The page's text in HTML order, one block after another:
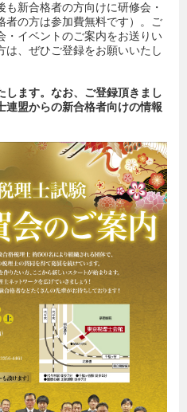
新合格者の方向けに研修会・
者の方は参加費無料です）。ご
・イベントのご案内をお送りい
は、ぜひご登録をお願いいたし
します。なお、ご登録頂きまし
連盟からの新合格者向けの情報